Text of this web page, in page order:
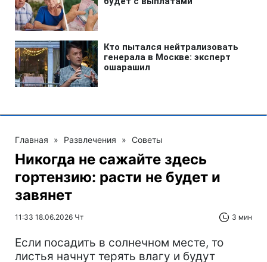
Главная » Развлечения » Советы
Никогда не сажайте здесь
гортензию: расти не будет и
завянет
11:33 18.06.2026 Чт 3 мин
Если посадить в солнечном месте, то
листья начнут терять влагу и будут